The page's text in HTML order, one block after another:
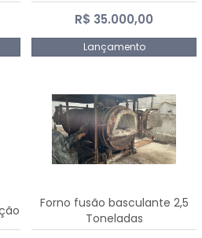
R$ 35.000,00
Lançamento
Forno fusão basculante 2,5
Toneladas